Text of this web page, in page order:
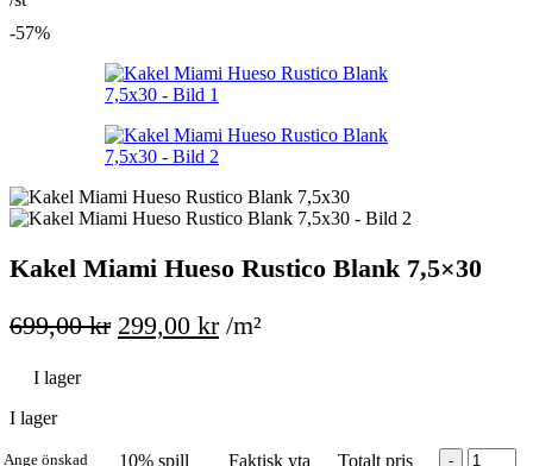
-57%
Kakel Miami Hueso Rustico Blank 7,5×30
699,00kr Det
699,00 kr.
299,00 krDet
299,00 kr.
/m²
I lager
I lager
Ange önskad
10% spill Faktisk yta Totalt pris
Kakel